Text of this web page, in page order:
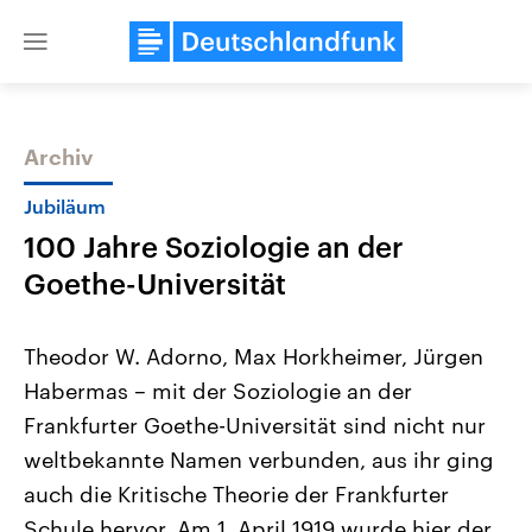
Close
Themen
Landtagswahl Sachsen-Anhalt
2026
Alle Informationen
Sachsen-Anhalt wählt am 6.
September 2026 einen neuen
Landtag. Seit 2021 wird das
Bundesland von einer Koalition aus
USA
Aktuelle Beiträge,
Hintergründe
Wirtschaftlich und
gehören die Vereinigten
den mächtigsten Ländern
mit großem Einfluss auf
Archiv
Jubiläum
100 Jahre Soziologie an der
Goethe-Universität
Theodor W. Adorno, Max Horkheimer, Jürgen
Habermas – mit der Soziologie an der
Frankfurter Goethe-Universität sind nicht nur
weltbekannte Namen verbunden, aus ihr ging
auch die Kritische Theorie der Frankfurter